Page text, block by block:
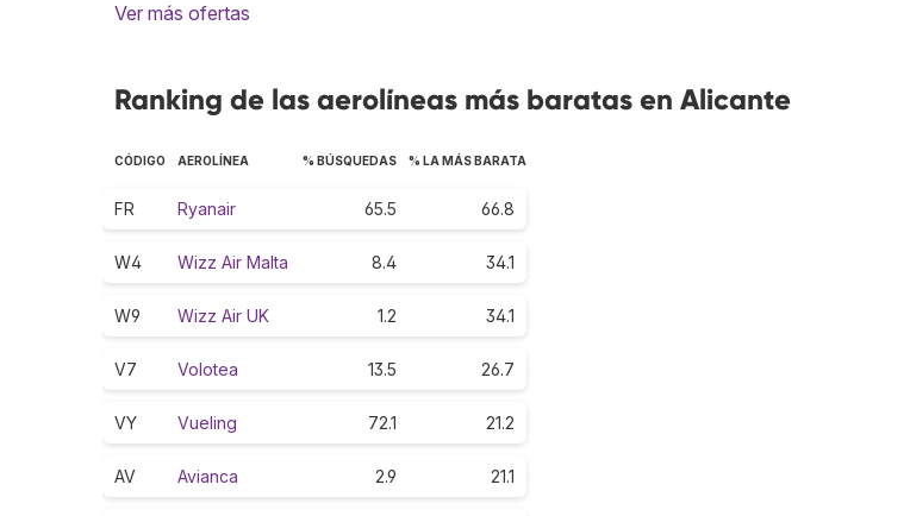
Ver más ofertas
Ranking de las aerolíneas más baratas en Alicante
CÓDIGO AEROLÍNEA % BÚSQUEDAS % LA MÁS BARATA
FR Ryanair 65.5 66.8
W4 Wizz Air Malta 8.4 34.1
W9 Wizz Air UK 1.2 34.1
V7 Volotea 13.5 26.7
VY Vueling 72.1 21.2
AV Avianca 2.9 21.1